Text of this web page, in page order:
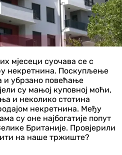
мјесеци суочава се с
некретнина. Поскупљење
и убрзано повећање
су мањој куповној моћи,
и неколико стотина
некретнина. Међу
су оне најбогатије попут
Британије. Провјерили
на наше тржиште?